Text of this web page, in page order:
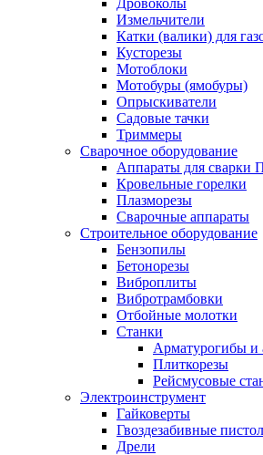
Дровоколы
Измельчители
Катки (валики) для
Кусторезы
Мотоблоки
Мотобуры (ямобуры)
Опрыскиватели
Садовые тачки
Триммеры
Сварочное оборудование
Аппараты для сварки
Кровельные горелки
Плазморезы
Сварочные аппараты
Строительное оборудование
Бензопилы
Бетонорезы
Виброплиты
Вибротрамбовки
Отбойные молотки
Станки
Арматурогибы и
Плиткорезы
Рейсмусовые
Электроинструмент
Гайковерты
Гвоздезабивные
Дрели